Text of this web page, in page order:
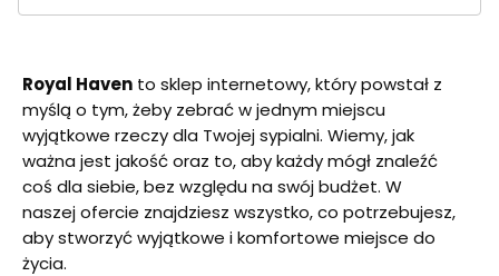
Royal Haven to sklep internetowy, który powstał z
myślą o tym, żeby zebrać w jednym miejscu
wyjątkowe rzeczy dla Twojej sypialni. Wiemy, jak
ważna jest jakość oraz to, aby każdy mógł znaleźć
coś dla siebie, bez względu na swój budżet. W
naszej ofercie znajdziesz wszystko, co potrzebujesz,
aby stworzyć wyjątkowe i komfortowe miejsce do
życia.